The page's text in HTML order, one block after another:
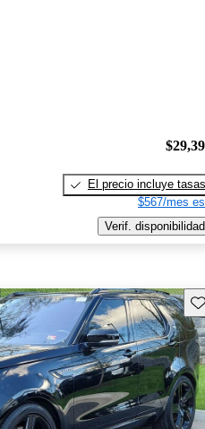
El precio incluye tasas
$567/mes
Verif. disponibilidad